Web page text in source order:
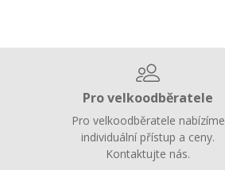
Pro velkoodběratele
Pro velkoodběratele nabízíme
individuální přístup a ceny.
Kontaktujte nás.